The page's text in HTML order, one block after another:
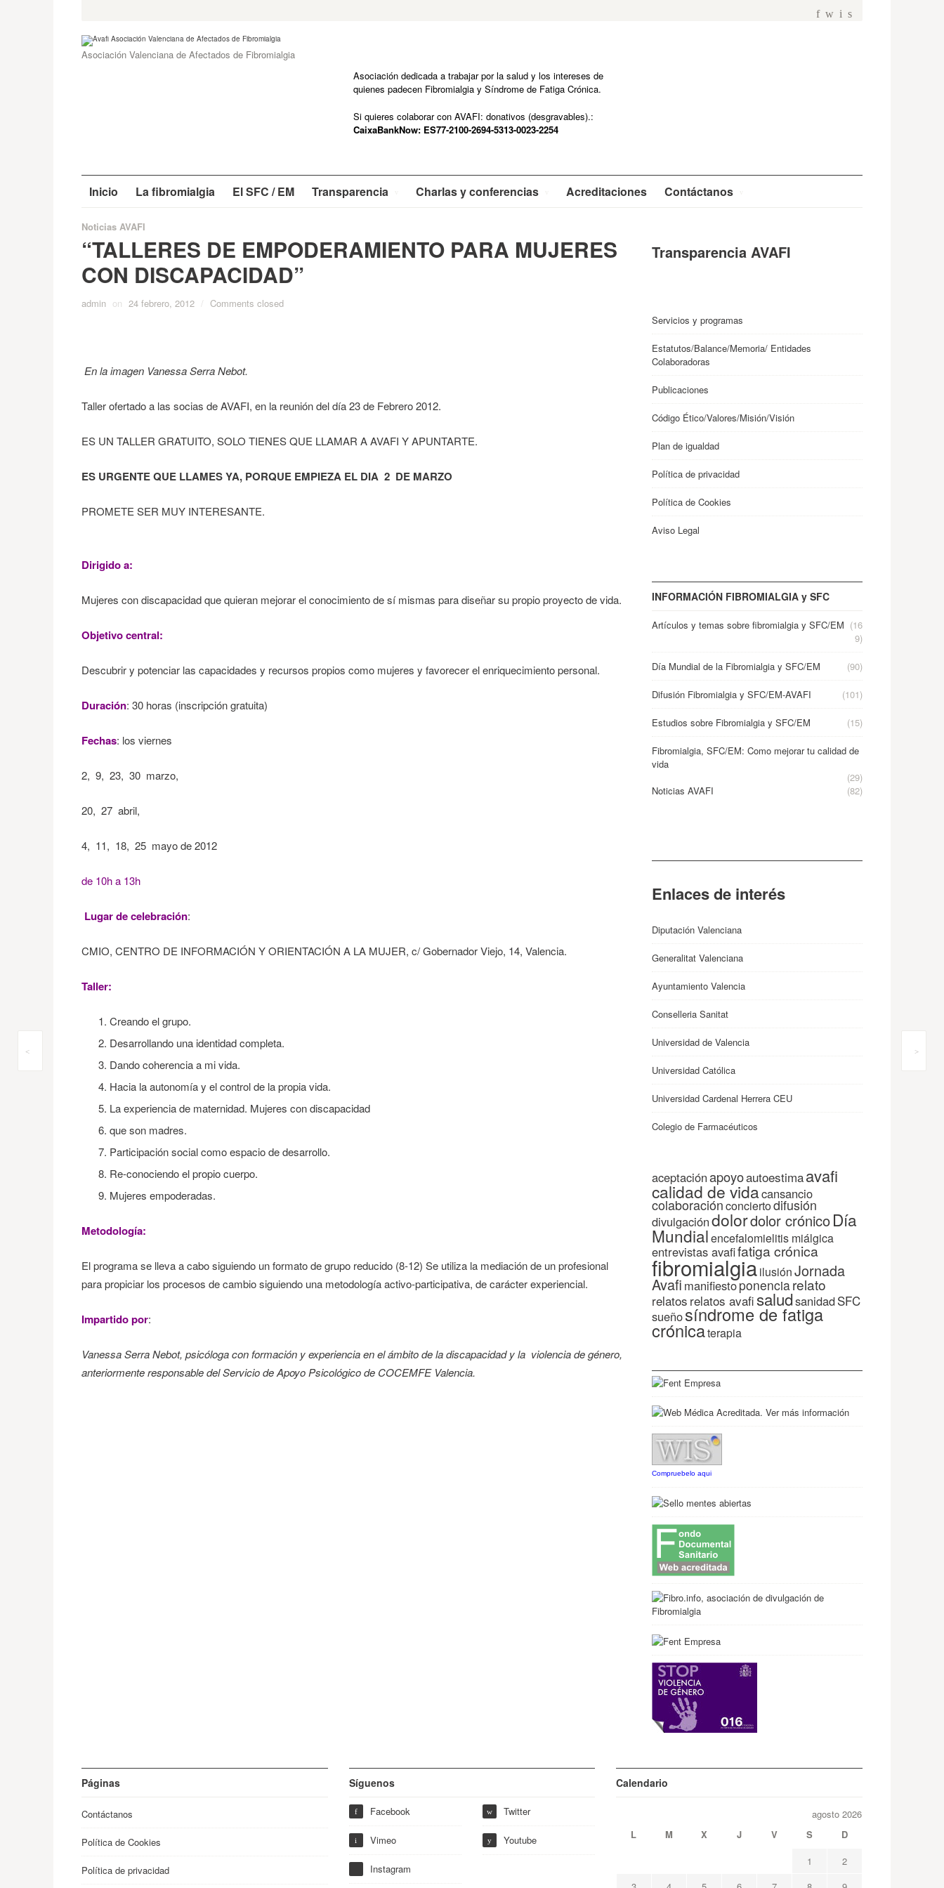
f w i s
Asociación Valenciana de Afectados de Fibromialgia
Asociación dedicada a trabajar por la salud y los intereses de
quienes padecen Fibromialgia y Síndrome de Fatiga Crónica.
Si quieres colaborar con AVAFI: donativos (desgravables).:
CaixaBankNow: ES77-2100-2694-5313-0023-2254
Inicio La fibromialgia El SFC / EM Transparencia Charlas y conferencias Acreditaciones Contáctanos
Post
navigation
< >
Noticias AVAFI
“TALLERES DE EMPODERAMIENTO PARA MUJERES
CON DISCAPACIDAD”
admin on 24 febrero, 2012 / Comments closed
En la imagen Vanessa Serra Nebot.
Taller ofertado a las socias de AVAFI, en la reunión del día 23 de Febrero 2012.
ES UN TALLER GRATUITO, SOLO TIENES QUE LLAMAR A AVAFI Y APUNTARTE.
ES URGENTEQUE LLAMES YA, PORQUE EMPIEZA EL DIA 2 DE MARZO
PROMETE SER MUY INTERESANTE.
Dirigido a:
Mujeres con discapacidad que quieran mejorar el conocimiento de sí mismas para diseñar su propio proyecto de vida.
Objetivo central:
Descubrir y potenciar las capacidades y recursos propios como mujeres y favorecer el enriquecimiento personal.
Duración: 30 horas (inscripción gratuita)
Fechas: los viernes
2, 9, 23, 30 marzo,
20, 27 abril,
4, 11, 18, 25 mayo de 2012
de 10h a 13h
Lugar de celebración:
CMIO, CENTRO DE INFORMACIÓN Y ORIENTACIÓN A LA MUJER, c/ Gobernador Viejo, 14, Valencia.
Taller:
Creando el grupo.
Desarrollando una identidad completa.
Dando coherencia a mi vida.
Hacia la autonomía y el control de la propia vida.
La experiencia de maternidad. Mujeres con discapacidad
que son madres.
Participación social como espacio de desarrollo.
Re-conociendo el propio cuerpo.
Mujeres empoderadas.
Metodología:
El programa se lleva a cabo siguiendo un formato de grupo reducido (8-12) Se utiliza la mediación de un profesional
para propiciar los procesos de cambio siguiendo una metodología activo-participativa, de carácter experiencial.
Impartido por:
Vanessa Serra Nebot, psicóloga con formación y experiencia en el ámbito de la discapacidad y la violencia de género,
anteriormente responsable del Servicio de Apoyo Psicológico de COCEMFE Valencia.
Transparencia AVAFI
Servicios y programas
Estatutos/Balance/Memoria/ Entidades
Colaboradoras
Publicaciones
Código Ético/Valores/Misión/Visión
Plan de igualdad
Política de privacidad
Política de Cookies
Aviso Legal
INFORMACIÓN FIBROMIALGIA y SFC
Artículos y temas sobre fibromialgia y SFC/EM (16
9)
Día Mundial de la Fibromialgia y SFC/EM (90)
Difusión Fibromialgia y SFC/EM-AVAFI (101)
Estudios sobre Fibromialgia y SFC/EM (15)
Fibromialgia, SFC/EM: Como mejorar tu calidad de
vida
(29)
Noticias AVAFI
(82)
Enlaces de interés
Diputación Valenciana
Generalitat Valenciana
Ayuntamiento Valencia
Conselleria Sanitat
Universidad de Valencia
Universidad Católica
Universidad Cardenal Herrera CEU
Colegio de Farmacéuticos
aceptaciónapoyoautoestimaavafi
calidad de vidacansancio
colaboraciónconciertodifusión
divulgacióndolordolor crónicoDía
Mundialencefalomielitis miálgica
entrevistas avafifatiga crónica
fibromialgiailusiónJornada
Avafi manifiestoponenciarelato
relatos relatos avafisaludsanidadSFC
sueñosíndrome de fatiga
crónicaterapia
Compruebelo aqui
Páginas
Contáctanos
Política de Cookies
Política de privacidad
Síguenos
f Facebook w Twitter
i Vimeo y Youtube
Instagram
Calendario
agosto 2026
L
M X J V S
D
1
2